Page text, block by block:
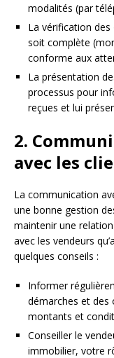
modalités (par
La vérification
soit complète
conforme aux
La présentation
processus pour
reçues et lui
2.
avec les
La communication
une bonne gestion
maintenir une
avec les vendeurs
quelques conseils :
Informer
démarches et des
montants et
Conseiller le
immobilier, votre